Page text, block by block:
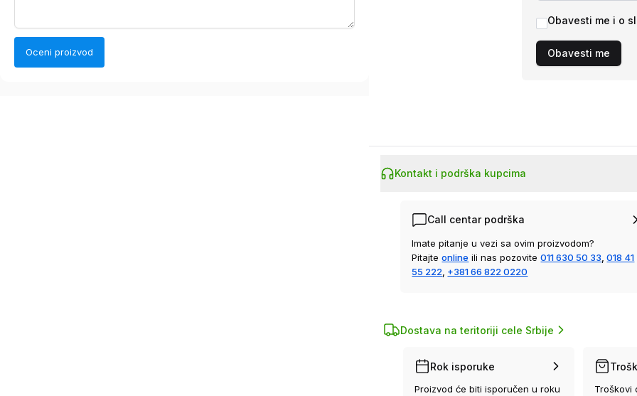
Oceni proizvod
Obavesti me i o
Obavesti me
Kontakt i podrška kupcima
Call centar podrška
Imate pitanje u vezi sa ovim proizvodom?
Pitajte online ili nas pozovite 011 630 50 33 018 41
55 222 +381 66 822 0220
Dostava na teritoriji cele Srbije
Rok isporuke
Proizvod će biti isporučen u roku
Troškovi